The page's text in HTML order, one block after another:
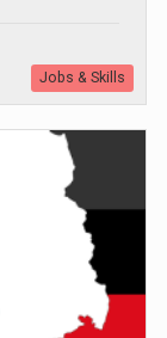
Jobs & Skills